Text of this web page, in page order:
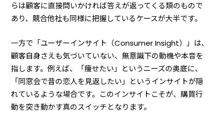
らは顧客に直接問いかければ答えが返ってくる類のもので
あり、競合他社も同様に把握しているケースが大半です。
一方で「ユーザーインサイト（Consumer Insight）」は、
顧客自身さえも気づいていない、無意識下の動機や本音を
指します。例えば、「痩せたい」というニーズの奥底に、
「同窓会で昔の恋人を見返したい」というインサイトが隠
れているような場合です。このインサイトこそが、購買行
動を突き動かす真のスイッチとなります。